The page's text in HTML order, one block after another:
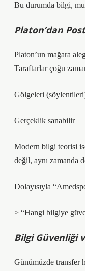
Bu durumda bilgi,
Platon’dan
Platon’un mağara
Taraftarlar çoğu
Gölgeleri
Gerçeklik sanabilir
Modern bilgi teorisi
değil, aynı zamanda
Dolayısıyla
> “Hangi bilgiye
Bilgi Güvenliği
Günümüzde transfer